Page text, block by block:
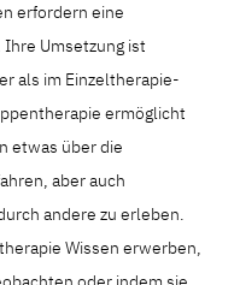
erfordern eine
Umsetzung ist
als im Einzeltherapie-
ermöglicht
etwas über die
aber auch
andere zu erleben.
Wissen erwerben,